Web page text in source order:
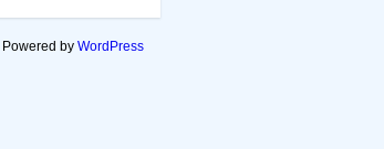
Powered by WordPress